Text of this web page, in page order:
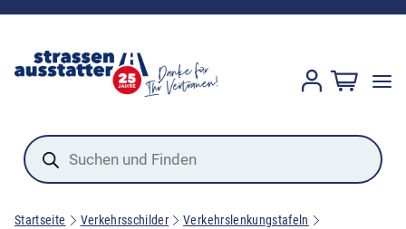
Products
search
Startseite Verkehrsschilder
Verkehrslenkungstafeln